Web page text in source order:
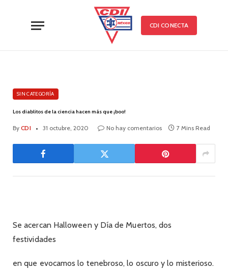
CDI CONECTA
SIN CATEGORÍA
Los diablitos de la ciencia hacen más que ¡boo!
By CDI 31 octubre, 2020 No hay comentarios 7 Mins Read
Se acercan Halloween y Día de Muertos, dos
festividades
en que evocamos lo tenebroso, lo oscuro y lo misterioso.